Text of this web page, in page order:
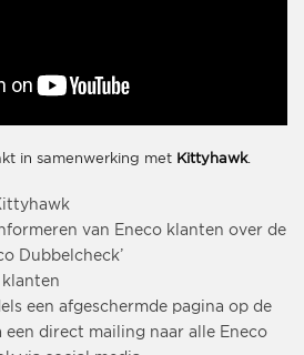
in samenwerking met Kittyhawk.
van Eneco klanten over de
Dubbelcheck’
klanten
een afgeschermde pagina op de
een direct mailing naar alle Eneco